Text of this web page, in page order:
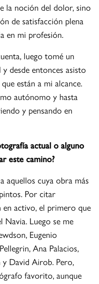
la noción del dolor, sino
de satisfacción plena
en mi profesión.
luego tomé un
desde entonces asisto
están a mi alcance.
autónomo y hasta
y pensando en
actual o alguno
este camino?
aquellos cuya obra más
Por citar
en activo, el primero que
Navia. Luego se me
Eugenio
Ana Palacios,
y David Airob. Pero,
favorito, aunque